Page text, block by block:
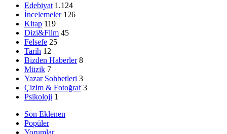
Edebiyat 1.124
İncelemeler 126
Kitap 119
Dizi&Film 45
Felsefe 25
Tarih 12
Bizden Haberler 8
Müzik 7
Yazar Sohbetleri 3
Çizim & Fotoğraf 3
Psikoloji 1
Son Eklenen
Popüler
Yorumlar